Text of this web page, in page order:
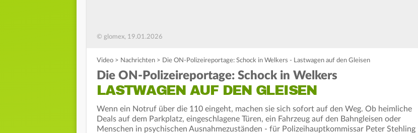
© glomex, 19.01.2026
Video > Nachrichten > Die ON-Polizeireportage: Schock in Welkers - Lastwagen auf den Gleisen
Die ON-Polizeireportage: Schock in Welkers
LASTWAGEN AUF DEN GLEISEN
Wenn ein Notruf über die 110 eingeht, machen sie sich sofort auf den Weg. Ob heimliche
Deals auf dem Parkplatz, eingeschlagene Türen, ein Fahrzeug auf den Bahngleisen oder
Menschen in psychischen Ausnahmezuständen - für Polizeihauptkommissar Peter Stehling